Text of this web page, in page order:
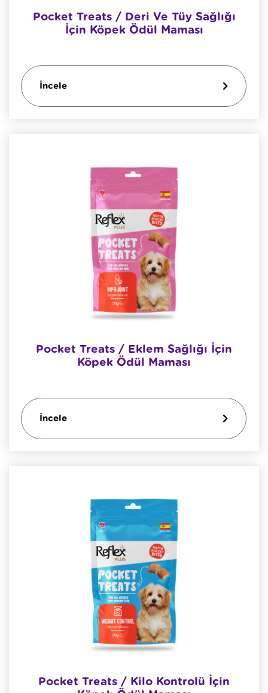
Pocket Treats / Deri Ve Tüy Sağlığı
İçin Köpek Ödül Maması
İncele
Pocket Treats / Eklem Sağlığı İçin
Köpek Ödül Maması
İncele
Pocket Treats / Kilo Kontrolü İçin